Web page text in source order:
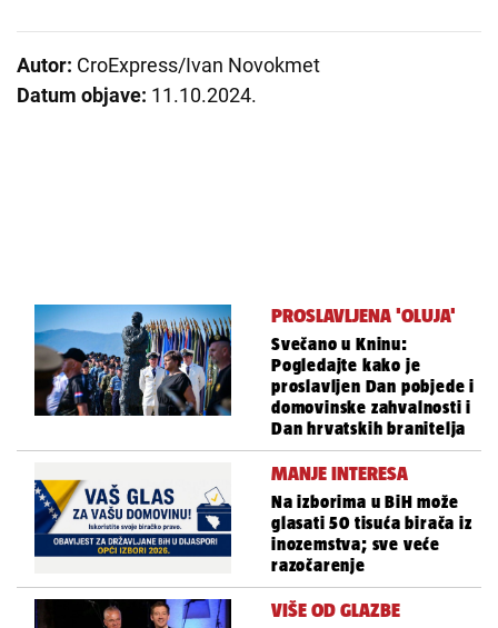
Autor: CroExpress/Ivan Novokmet
Datum objave: 11.10.2024.
PROSLAVLJENA 'OLUJA'
Svečano u Kninu:
Pogledajte kako je
proslavljen Dan pobjede i
domovinske zahvalnosti i
Dan hrvatskih branitelja
MANJE INTERESA
Na izborima u BiH može
glasati 50 tisuća birača iz
inozemstva; sve veće
razočarenje
VIŠE OD GLAZBE